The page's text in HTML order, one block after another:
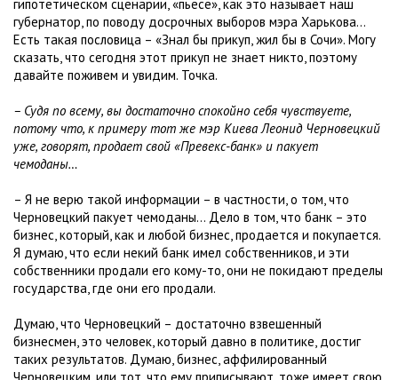
гипотетическом сценарии, «пьесе», как это называет наш
губернатор, по поводу досрочных выборов мэра Харькова…
Есть такая пословица – «Знал бы прикуп, жил бы в Сочи». Могу
сказать, что сегодня этот прикуп не знает никто, поэтому
давайте поживем и увидим. Точка.
– Судя по всему, вы достаточно спокойно себя чувствуете,
потому что, к примеру тот же мэр Киева Леонид Черновецкий
уже, говорят, продает свой «Превекс-банк» и пакует
чемоданы…
– Я не верю такой информации – в частности, о том, что
Черновецкий пакует чемоданы… Дело в том, что банк – это
бизнес, который, как и любой бизнес, продается и покупается.
Я думаю, что если некий банк имел собственников, и эти
собственники продали его кому-то, они не покидают пределы
государства, где они его продали.
Думаю, что Черновецкий – достаточно взвешенный
бизнесмен, это человек, который давно в политике, достиг
таких результатов. Думаю, бизнес, аффилированный